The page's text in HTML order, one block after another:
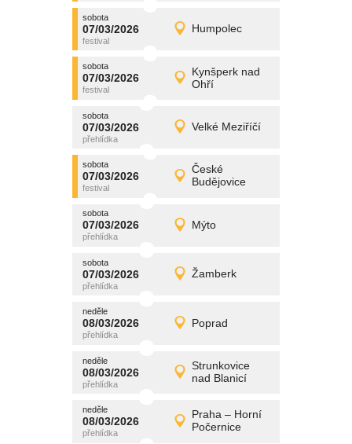
sobota
07/03/2026 Humpolec
sobota
07/03/2026 Detail
promítání
sobota
07/03/2026
Kynšperk nad
Ohří
sobota
07/03/2026 Detail
promítání
sobota
07/03/2026 Velké Meziříčí
sobota
07/03/2026 Detail
promítání
sobota
07/03/2026
České
Budějovice
sobota
07/03/2026 Detail
promítání
sobota
07/03/2026 Mýto
sobota
07/03/2026 Detail
promítání
sobota
07/03/2026 Žamberk
sobota
07/03/2026 Detail
promítání
neděle
08/03/2026 Poprad
neděle
08/03/2026 Detail
promítání
neděle
08/03/2026
Strunkovice
nad Blanicí
neděle
08/03/2026 Detail
promítání
neděle
08/03/2026
Praha – Horní
Počernice
neděle
08/03/2026 Detail
promítání